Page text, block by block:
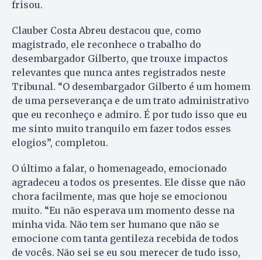
frisou.
Clauber Costa Abreu destacou que, como
magistrado, ele reconhece o trabalho do
desembargador Gilberto, que trouxe impactos
relevantes que nunca antes registrados neste
Tribunal. “O desembargador Gilberto é um homem
de uma perseverança e de um trato administrativo
que eu reconheço e admiro. É por tudo isso que eu
me sinto muito tranquilo em fazer todos esses
elogios”, completou.
O último a falar, o homenageado, emocionado
agradeceu a todos os presentes. Ele disse que não
chora facilmente, mas que hoje se emocionou
muito. “Eu não esperava um momento desse na
minha vida. Não tem ser humano que não se
emocione com tanta gentileza recebida de todos
de vocês. Não sei se eu sou merecer de tudo isso,